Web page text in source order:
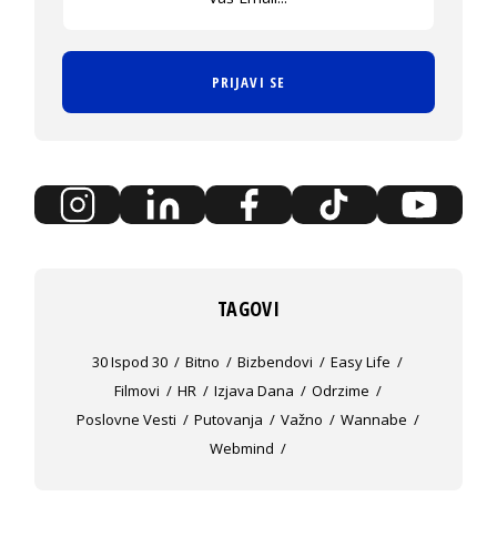
PRIJAVI SE
TAGOVI
30 Ispod 30 Bitno Bizbendovi
Easy Life
Filmovi
HR Izjava Dana
Odrzime
Poslovne Vesti
Putovanja Važno
Wannabe
Webmind